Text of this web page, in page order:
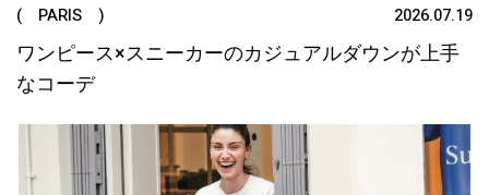
( PARIS ) 2026.07.19
ワンピース×スニーカーのカジュアルダウンが上手
なコーデ